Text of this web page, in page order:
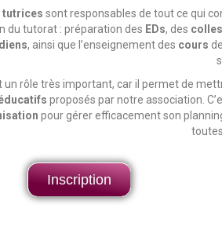
tutrices sont responsables de tout ce qui
du tutorat : préparation des EDs, des colles
, ainsi que l’enseignement des cours
un rôle très important, car il permet de
proposés par notre association.
pour gérer efficacement son
Inscription